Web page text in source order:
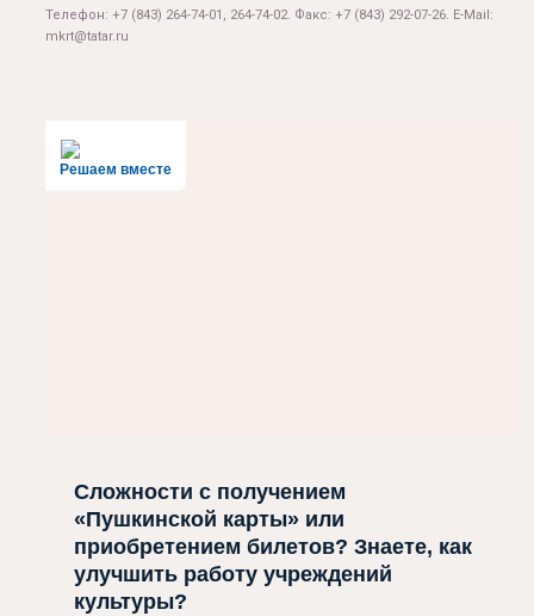
Телефон: +7 (843) 264-74-01, 264-74-02. Факс: +7 (843) 292-07-26. E-Mail:
mkrt@tatar.ru
Решаем вместе
Сложности с получением
«Пушкинской карты» или
приобретением билетов? Знаете, как
улучшить работу учреждений
культуры?